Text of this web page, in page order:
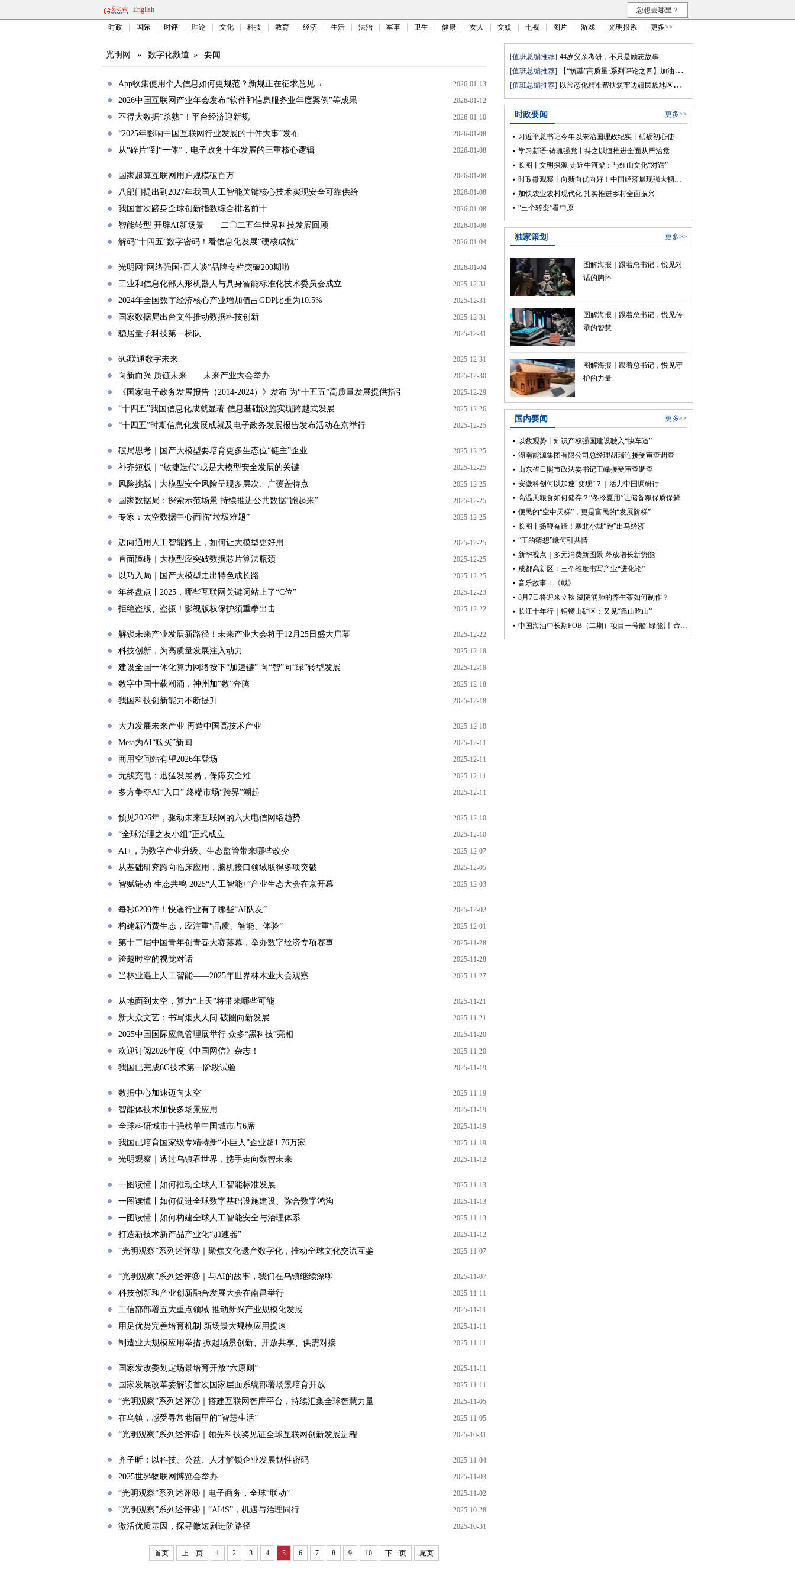
English 您想去哪里？
时政 国际 时评 理论 文化 科技 教育 经济 生活 法治 军事 卫生 健康 女人 文娱 电视 图片 游戏 光明报系 更多>>
光明网 » 数字化频道 » 要闻
App收集使用个人信息如何更规范？新规正在征求意见→ 2026-01-13
2026中国互联网产业年会发布“软件和信息服务业年度案例”等成果 2026-01-12
不得大数据“杀熟”！平台经济迎新规 2026-01-10
“2025年影响中国互联网行业发展的十件大事”发布 2026-01-08
从“碎片”到“一体”，电子政务十年发展的三重核心逻辑 2026-01-08
国家超算互联网用户规模破百万 2026-01-08
八部门提出到2027年我国人工智能关键核心技术实现安全可靠供给 2026-01-08
我国首次跻身全球创新指数综合排名前十 2026-01-08
智能转型 开辟AI新场景——二〇二五年世界科技发展回顾 2026-01-08
解码“十四五”数字密码！看信息化发展“硬核成就” 2026-01-04
光明网“网络强国·百人谈”品牌专栏突破200期啦 2026-01-04
工业和信息化部人形机器人与具身智能标准化技术委员会成立 2025-12-31
2024年全国数字经济核心产业增加值占GDP比重为10.5% 2025-12-31
国家数据局出台文件推动数据科技创新 2025-12-31
稳居量子科技第一梯队 2025-12-31
6G联通数字未来 2025-12-31
向新而兴 质链未来——未来产业大会举办 2025-12-30
《国家电子政务发展报告（2014-2024）》发布 为“十五五”高质量发展提供指引 2025-12-29
“十四五”我国信息化成就显著 信息基础设施实现跨越式发展 2025-12-26
“十四五”时期信息化发展成就及电子政务发展报告发布活动在京举行 2025-12-25
破局思考｜国产大模型要培育更多生态位“链主”企业 2025-12-25
补齐短板｜“敏捷迭代”或是大模型安全发展的关键 2025-12-25
风险挑战｜大模型安全风险呈现多层次、广覆盖特点 2025-12-25
国家数据局：探索示范场景 持续推进公共数据“跑起来” 2025-12-25
专家：太空数据中心面临“垃圾难题” 2025-12-25
迈向通用人工智能路上，如何让大模型更好用 2025-12-25
直面障碍｜大模型应突破数据芯片算法瓶颈 2025-12-25
以巧入局｜国产大模型走出特色成长路 2025-12-25
年终盘点丨2025，哪些互联网关键词站上了“C位” 2025-12-23
拒绝盗版、盗摄！影视版权保护须重拳出击 2025-12-22
解锁未来产业发展新路径！未来产业大会将于12月25日盛大启幕 2025-12-22
科技创新，为高质量发展注入动力 2025-12-18
建设全国一体化算力网络按下“加速键” 向“智”向“绿”转型发展 2025-12-18
数字中国十载潮涌，神州加“数”奔腾 2025-12-18
我国科技创新能力不断提升 2025-12-18
大力发展未来产业 再造中国高技术产业 2025-12-18
Meta为AI“购买”新闻 2025-12-11
商用空间站有望2026年登场 2025-12-11
无线充电：迅猛发展易，保障安全难 2025-12-11
多方争夺AI“入口” 终端市场“跨界”潮起 2025-12-11
预见2026年，驱动未来互联网的六大电信网络趋势 2025-12-10
“全球治理之友小组”正式成立 2025-12-10
AI+，为数字产业升级、生态监管带来哪些改变 2025-12-07
从基础研究跨向临床应用，脑机接口领域取得多项突破 2025-12-05
智赋链动 生态共鸣 2025“人工智能+”产业生态大会在京开幕 2025-12-03
每秒6200件！快递行业有了哪些“AI队友” 2025-12-02
构建新消费生态，应注重“品质、智能、体验” 2025-12-01
第十二届中国青年创青春大赛落幕，举办数字经济专项赛事 2025-11-28
跨越时空的视觉对话 2025-11-28
当林业遇上人工智能——2025年世界林木业大会观察 2025-11-27
从地面到太空，算力“上天”将带来哪些可能 2025-11-21
新大众文艺：书写烟火人间 破圈向新发展 2025-11-21
2025中国国际应急管理展举行 众多“黑科技”亮相 2025-11-20
欢迎订阅2026年度《中国网信》杂志！ 2025-11-20
我国已完成6G技术第一阶段试验 2025-11-19
数据中心加速迈向太空 2025-11-19
智能体技术加快多场景应用 2025-11-19
全球科研城市十强榜单中国城市占6席 2025-11-19
我国已培育国家级专精特新“小巨人”企业超1.76万家 2025-11-19
光明观察｜透过乌镇看世界，携手走向数智未来 2025-11-12
一图读懂丨如何推动全球人工智能标准发展 2025-11-13
一图读懂丨如何促进全球数字基础设施建设、弥合数字鸿沟 2025-11-13
一图读懂丨如何构建全球人工智能安全与治理体系 2025-11-13
打造新技术新产品产业化“加速器” 2025-11-12
“光明观察”系列述评⑨｜聚焦文化遗产数字化，推动全球文化交流互鉴 2025-11-07
“光明观察”系列述评⑧｜与AI的故事，我们在乌镇继续深聊 2025-11-07
科技创新和产业创新融合发展大会在南昌举行 2025-11-11
工信部部署五大重点领域 推动新兴产业规模化发展 2025-11-11
用足优势完善培育机制 新场景大规模应用提速 2025-11-11
制造业大规模应用举措 掀起场景创新、开放共享、供需对接 2025-11-11
国家发改委划定场景培育开放“六原则” 2025-11-11
国家发展改革委解读首次国家层面系统部署场景培育开放 2025-11-11
“光明观察”系列述评⑦｜搭建互联网智库平台，持续汇集全球智慧力量 2025-11-05
在乌镇，感受寻常巷陌里的“智慧生活” 2025-11-05
“光明观察”系列述评⑤｜领先科技奖见证全球互联网创新发展进程 2025-10-31
齐子昕：以科技、公益、人才解锁企业发展韧性密码 2025-11-04
2025世界物联网博览会举办 2025-11-03
“光明观察”系列述评⑥｜电子商务，全球“联动” 2025-11-02
“光明观察”系列述评④｜“AI4S”，机遇与治理同行 2025-10-28
激活优质基因，探寻微短剧进阶路径 2025-10-31
首页 上一页 1 2 3 4 5 6 7 8 9 10 下一页 尾页